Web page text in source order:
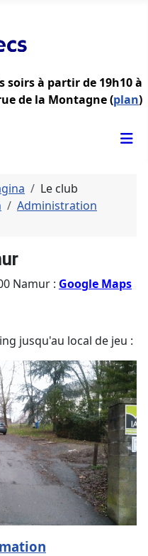
soirs à partir de 19h10 à
de la Montagne (plan)
Le club
Administration
Namur : Google Maps
jusqu'au local de jeu :